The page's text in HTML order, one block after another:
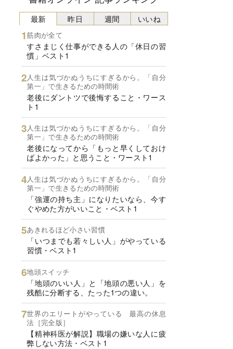
最新
筋肉が全て
すさまじく仕事ができる人の「休日の習
慣」ベスト1
人生は気づかぬうちにすぎるから。「自分
第一」で生きるための時間術
老後にダントツで後悔すること・ワース
ト1
人生は気づかぬうちにすぎるから。「自分
第一」で生きるための時間術
老後になってから「もっと早くしておけ
ばよかった」と思うこと・ワースト1
人生は気づかぬうちにすぎるから。「自分
第一」で生きるための時間術
「強運の持ち主」になりたいなら、今す
ぐやめた方がいいこと・ベスト1
あきれるほど小さい習慣
「いつまでも若々しい人」がやっている
習慣・ベスト1
地頭スイッチ
「地頭のいい人」と「地頭の悪い人」を
残酷に分断する、たった1つの違い。
世界のエリートがやっている 最高の休息
法［完全版］
【精神科医が解説】職場の嫌いな人に疲
弊しない方法・ベスト1
昨日 週間 いいね